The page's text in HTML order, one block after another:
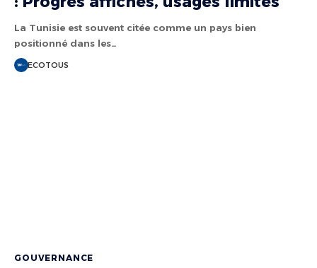
La Tunisie est souvent citée comme un pays bien
positionné dans les…
ECOTOUS
GOUVERNANCE